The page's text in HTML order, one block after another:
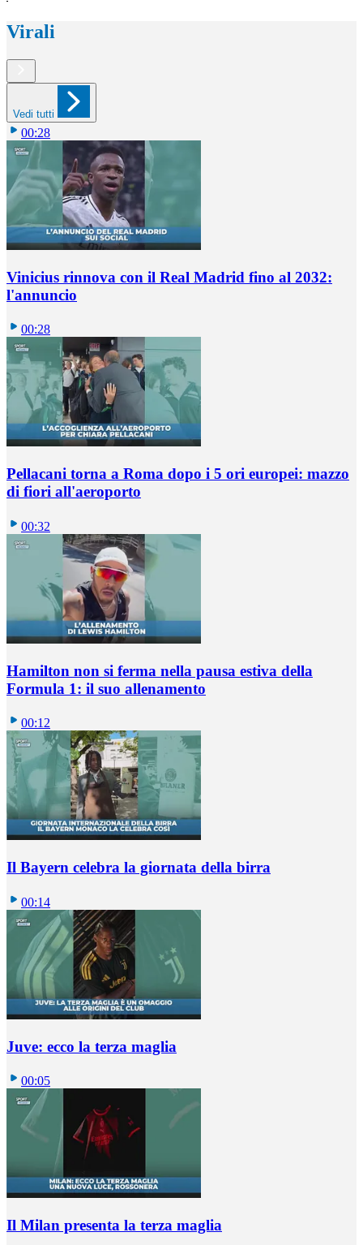
Virali
Vedi tutti
00:28
Vinicius rinnova con il Real Madrid fino al 2032:
l'annuncio
00:28
Pellacani torna a Roma dopo i 5 ori europei: mazzo
di fiori all'aeroporto
00:32
Hamilton non si ferma nella pausa estiva della
Formula 1: il suo allenamento
00:12
Il Bayern celebra la giornata della birra
00:14
Juve: ecco la terza maglia
00:05
Il Milan presenta la terza maglia